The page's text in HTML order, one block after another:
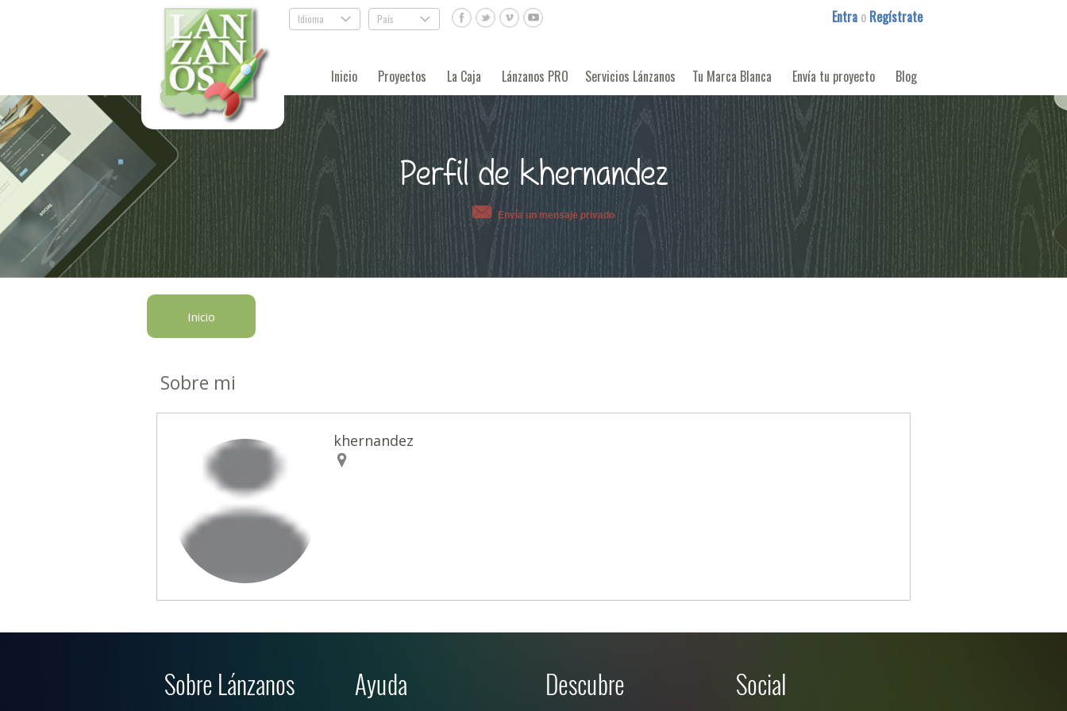
Idioma . País . Entra o Regístrate
Inicio Proyectos La Caja Lánzanos PRO Servicios Lánzanos Tu Marca Blanca Envía tu proyecto Blog
Perfil de khernandez
Envía un mensaje privado
Inicio
Sobre mi
khernandez
Sobre Lánzanos Ayuda Descubre Social